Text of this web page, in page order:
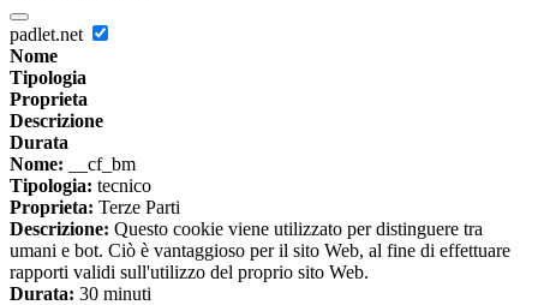
padlet.net
Nome
Tipologia
Proprieta
Descrizione
Durata
Nome: __cf_bm
Tipologia: tecnico
Proprieta: Terze Parti
Descrizione: Questo cookie viene utilizzato per distinguere tra
umani e bot. Ciò è vantaggioso per il sito Web, al fine di effettuare
rapporti validi sull'utilizzo del proprio sito Web.
Durata: 30 minuti